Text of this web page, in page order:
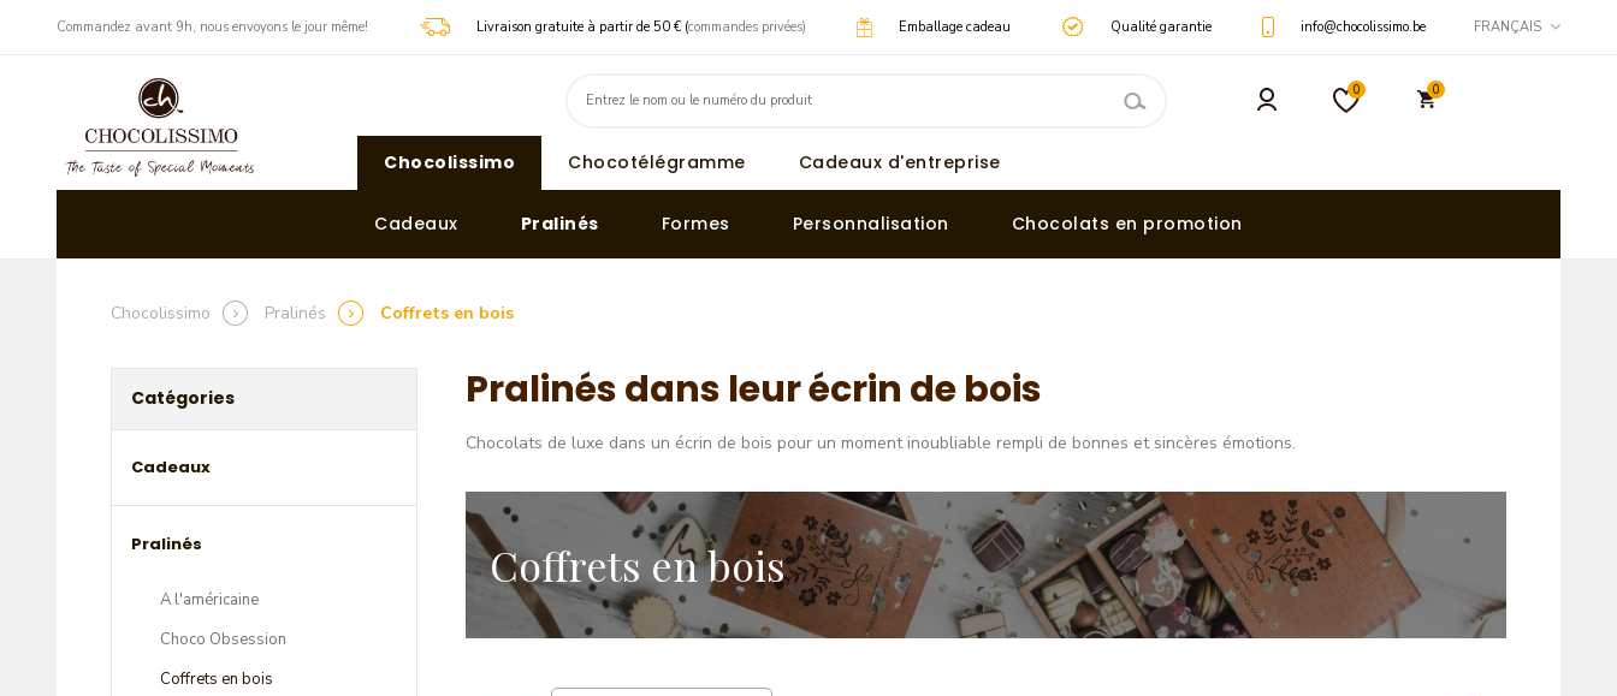
​Commandez avant 9h, nous envoyons le jour même! Livraison gratuite à partir de 50 € (commandes privées) Emballage cadeau Qualité garantie info@chocolissimo.be FRANÇAIS
0 0
Chocolissimo Chocotélégramme Cadeaux d'entreprise
Cadeaux Pralinés Formes Personnalisation Chocolats en promotion
Chocolissimo Pralinés Coffrets en bois
Catégories
Cadeaux
Pralinés
A l'américaine
Choco Obsession
Coffrets en bois
Pralinés dans leur écrin de bois
Chocolats de luxe dans un écrin de bois pour un moment inoubliable rempli de bonnes et sincères émotions.
Coffrets en bois